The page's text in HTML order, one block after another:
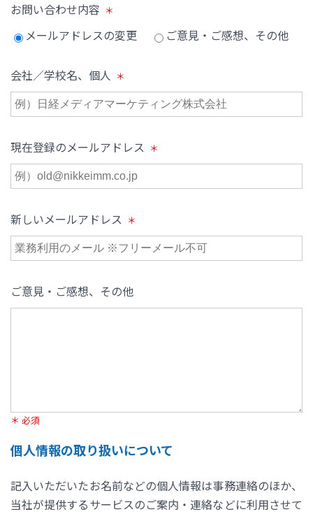
お問い合わせ内容
メールアドレスの変更
ご意見・ご感想、その他
会社／学校名、個人
現在登録のメールアドレス
新しいメールアドレス
ご意見・ご感想、その他
＊ 必須
個人情報の取り扱いについて
記入いただいたお名前などの個人情報は事務連絡のほか、
当社が提供するサービスのご案内・連絡などに利用させて